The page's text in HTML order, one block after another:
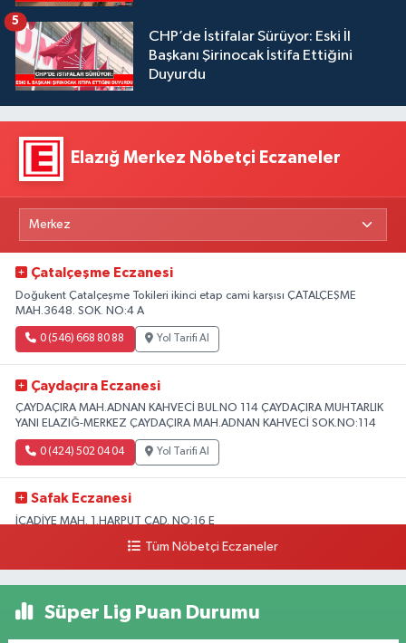
CHP’de İstifalar Sürüyor: Eski İl
Başkanı Şirinocak İstifa Ettiğini
Duyurdu
5
Elazığ Merkez Nöbetçi Eczaneler
Çatalçeşme Eczanesi
Doğukent Çatalçeşme Tokileri ikinci etap cami karşısı ÇATALÇEŞME
MAH.3648. SOK. NO:4 A
0 (546) 668 80 88 Yol Tarifi Al
Çaydaçıra Eczanesi
ÇAYDAÇIRA MAH.ADNAN KAHVECİ BUL.NO 114 ÇAYDAÇIRA MUHTARLIK
YANI ELAZIĞ-MERKEZ ÇAYDAÇIRA MAH.ADNAN KAHVECİ SOK.NO:114
0 (424) 502 04 04 Yol Tarifi Al
Safak Eczanesi
İCADİYE MAH. 1.HARPUT CAD. NO:16 E
Yol Tarifi Al
Üniversite Mahallesi, Yahya Kemal Caddesi, No:34 B Merkez Elazığ
Tüm Nöbetçi Eczaneler
Süper Lig Puan Durumu